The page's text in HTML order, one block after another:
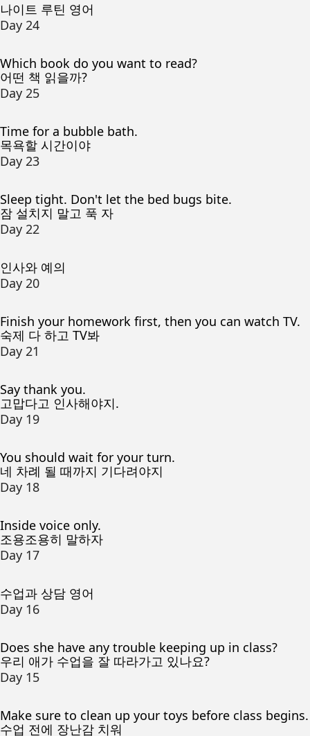
나이트 루틴 영어
Day 24
Which book do you want to read?
어떤 책 읽을까?
Day 25
Time for a bubble bath.
목욕할 시간이야
Day 23
Sleep tight. Don't let the bed bugs bite.
잠 설치지 말고 푹 자
Day 22
인사와 예의
Day 20
Finish your homework first, then you can watch TV.
숙제 다 하고 TV봐
Day 21
Say thank you.
고맙다고 인사해야지.
Day 19
You should wait for your turn.
네 차례 될 때까지 기다려야지
Day 18
Inside voice only.
조용조용히 말하자
Day 17
수업과 상담 영어
Day 16
Does she have any trouble keeping up in class?
우리 애가 수업을 잘 따라가고 있나요?
Day 15
Make sure to clean up your toys before class begins.
수업 전에 장난감 치워